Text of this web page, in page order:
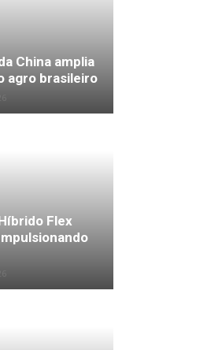
China amplia
agro brasileiro
Flex